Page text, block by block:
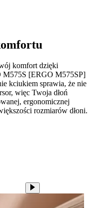
komfort dzięki
M575S [ERGO M575SP]
kciukiem sprawia, że nie
więc Twoja dłoń
ergonomicznej
rozmiarów dłoni.